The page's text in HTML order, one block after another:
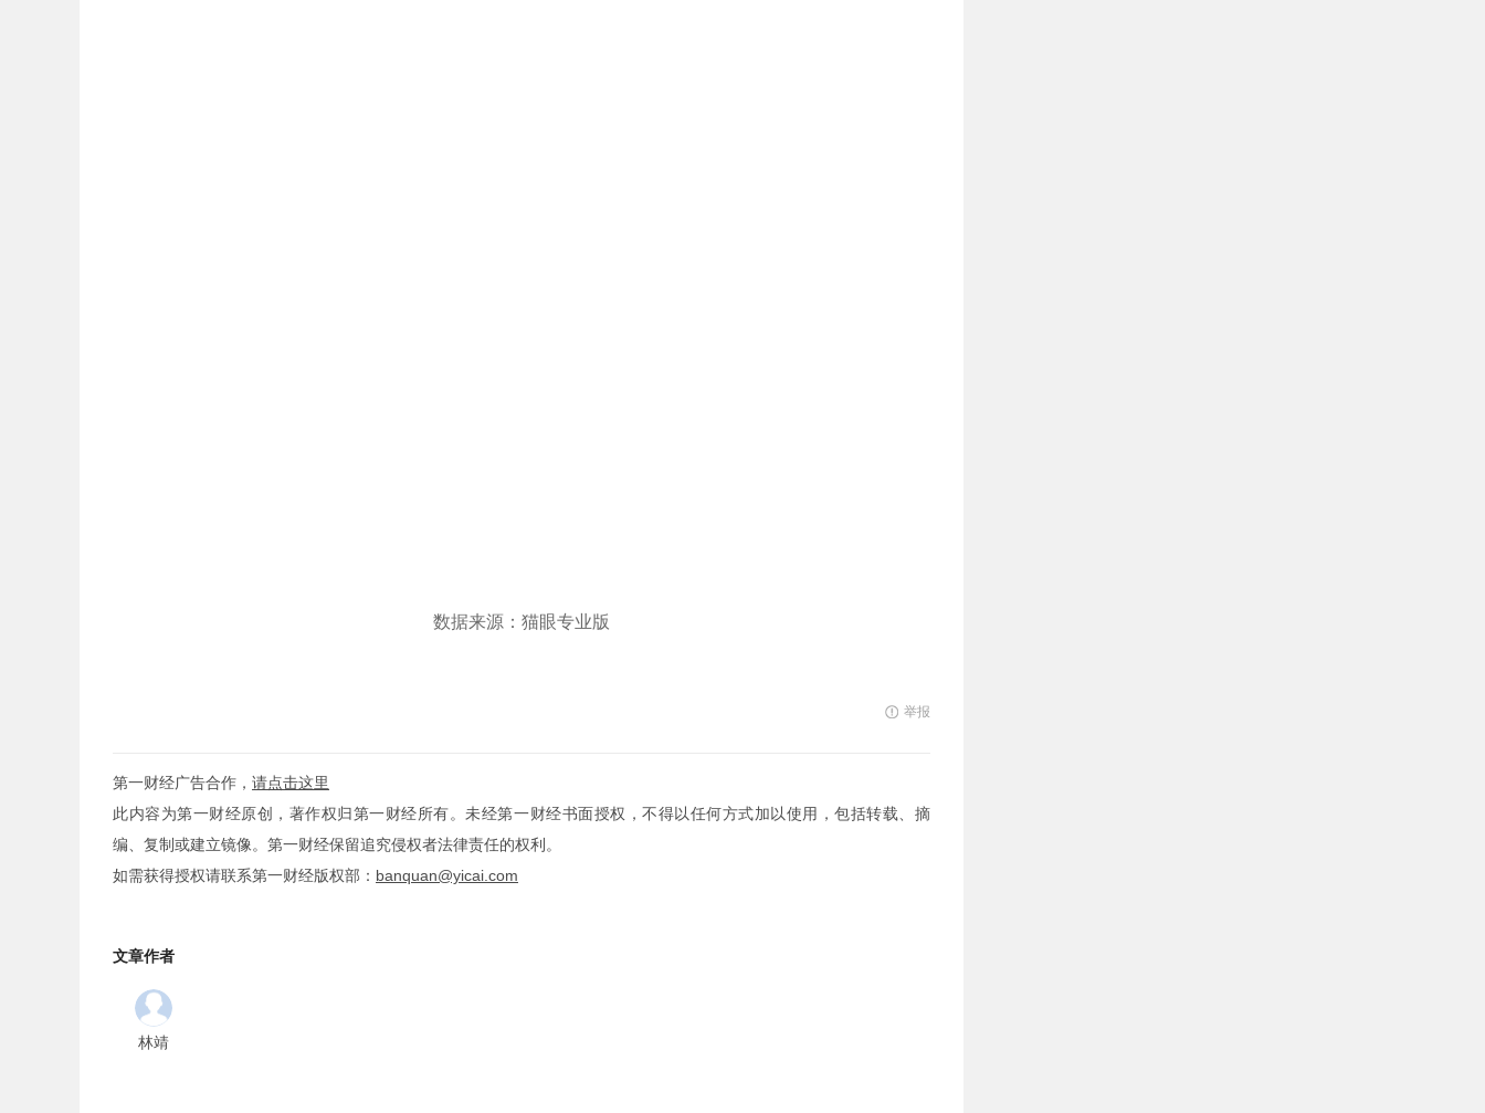
数据来源：猫眼专业版
举报
第一财经广告合作， 请点击这里
此内容为第一财经原创，著作权归第一财经所有。未经第一财经书面授权，不得以任何方式加以使用，包括转载、摘
编、复制或建立镜像。第一财经保留追究侵权者法律责任的权利。
如需获得授权请联系第一财经版权部： banquan@yicai.com
文章作者
林靖